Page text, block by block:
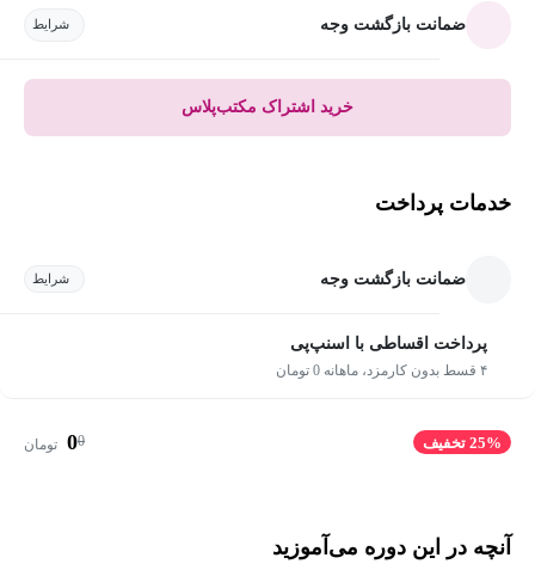
ضمانت بازگشت وجه شرایط
خرید اشتراک مکتب‌پلاس
خدمات پرداخت
ضمانت بازگشت وجه شرایط
پرداخت اقساطی با اسنپ‌پی
۴ قسط بدون کارمزد، ماهانه 0 تومان
25% تخفیف 0
0 تومان
آنچه در این دوره می‌آموزید